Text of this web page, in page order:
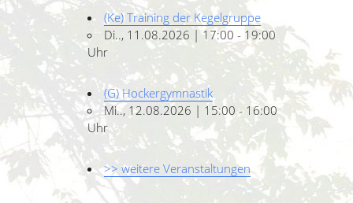
(Ke) Training der Kegelgruppe
Di.., 11.08.2026 | 17:00 - 19:00
Uhr
(G) Hockergymnastik
Mi.., 12.08.2026 | 15:00 - 16:00
Uhr
>> weitere Veranstaltungen